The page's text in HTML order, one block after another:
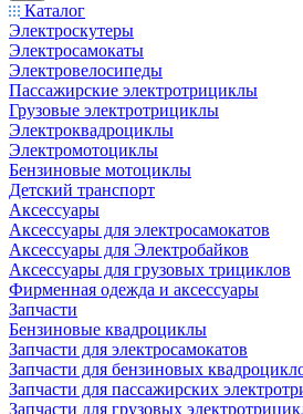
Каталог
Электроскутеры
Электросамокаты
Электровелосипеды
Пассажирские электротрициклы
Грузовые электротрициклы
Электроквадроциклы
Электромотоциклы
Бензиновые мотоциклы
Детский транспорт
Аксессуары
Аксессуары для электросамокатов
Аксессуары для Электробайков
Аксессуары для грузовых трициклов
Фирменная одежда и аксессуары
Запчасти
Бензиновые квадроциклы
Запчасти для электросамокатов
Запчасти для бензиновых
Запчасти для пассажирских
Запчасти для грузовых